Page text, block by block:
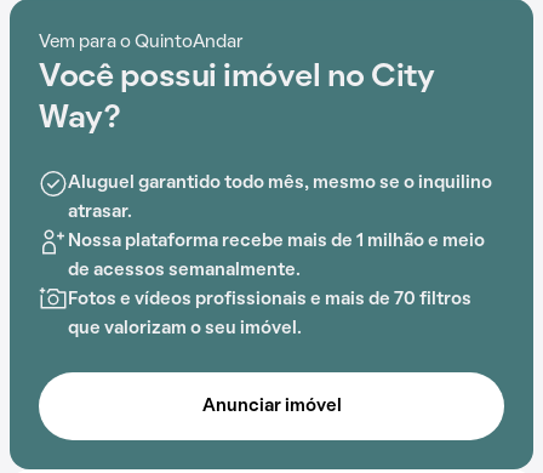
Gerais (FBMG), Colégio Batista Mineiro (Unidade BH
Floresta - Séries Iniciais), Elite Rede de Ensino -
Floresta e Parque Ecológico e Cultural Professor
Vem para o QuintoAndar
Você possui imóvel no City
Way?
Aluguel garantido todo mês, mesmo se o inquilino
atrasar.
Nossa plataforma recebe mais de 1 milhão e meio
de acessos semanalmente.
Fotos e vídeos profissionais e mais de 70 filtros
que valorizam o seu imóvel.
Anunciar imóvel